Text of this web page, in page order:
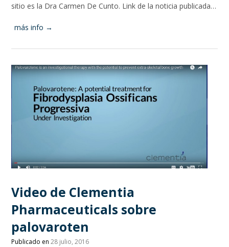
sitio es la Dra Carmen De Cunto. Link de la noticia publicada…
más info →
Video de Clementia
Pharmaceuticals sobre
palovaroten
Publicado en28 julio, 2016